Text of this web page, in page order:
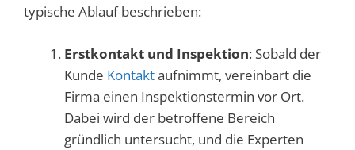
typische Ablauf beschrieben:
Erstkontakt und Inspektion: Sobald der
Kunde Kontaktaufnimmt, vereinbart die
Firma einen Inspektionstermin vor Ort.
Dabei wird der betroffene Bereich
gründlich untersucht, und die Experten